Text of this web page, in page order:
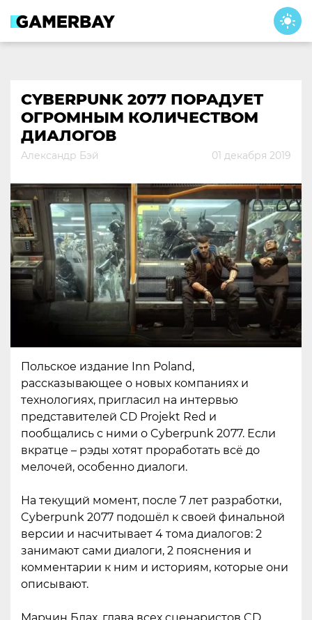
content
CYBERPUNK 2077 ПОРАДУЕТ
ОГРОМНЫМ КОЛИЧЕСТВОМ
ДИАЛОГОВ
Александр Бэй 01 декабря 2019
Польское издание Inn Poland,
рассказывающее о новых компаниях и
технологиях, пригласил на интервью
представителей CD Projekt Red и
пообщались с ними о Cyberpunk 2077. Если
вкратце – рэды хотят проработать всё до
мелочей, особенно диалоги.
На текущий момент, после 7 лет разработки,
Cyberpunk 2077 подошёл к своей финальной
версии и насчитывает 4 тома диалогов: 2
занимают сами диалоги, 2 пояснения и
комментарии к ним и историям, которые они
описывают.